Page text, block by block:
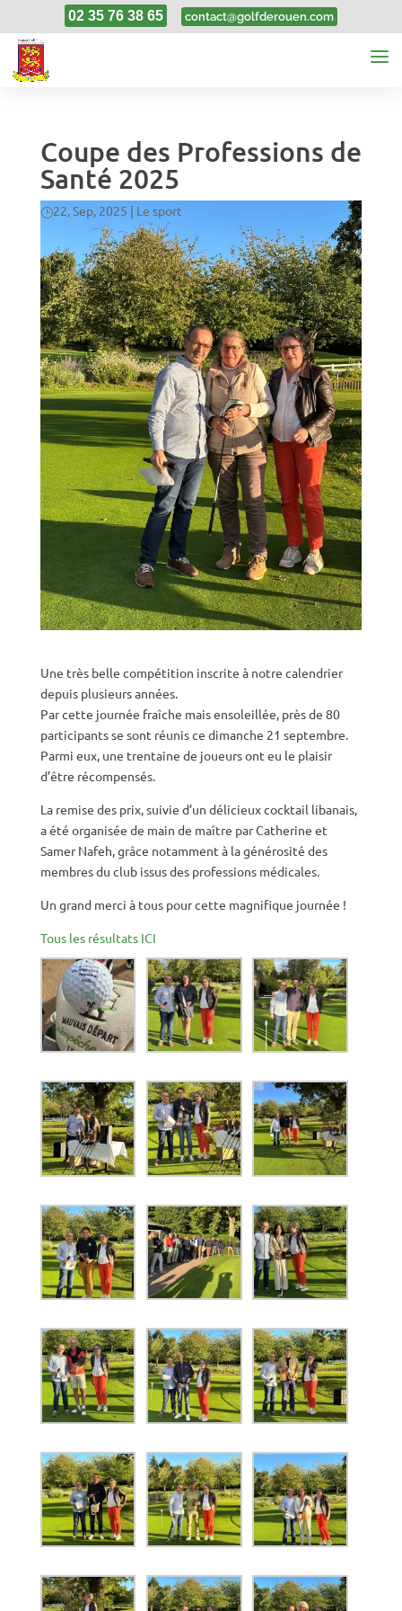
02 35 76 38 65 contact@golfderouen.com
Coupe des Professions de
Santé 2025
22, Sep, 2025 | Le sport
Une très belle compétition inscrite à notre calendrier
depuis plusieurs années.
Par cette journée fraîche mais ensoleillée, près de 80
participants se sont réunis ce dimanche 21 septembre.
Parmi eux, une trentaine de joueurs ont eu le plaisir
d’être récompensés.
La remise des prix, suivie d’un délicieux cocktail libanais,
a été organisée de main de maître par Catherine et
Samer Nafeh, grâce notamment à la générosité des
membres du club issus des professions médicales.
Un grand merci à tous pour cette magnifique journée !
Tous les résultats ICI